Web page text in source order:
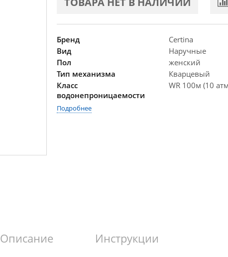
Бренд
Certina
Вид
Наручные
Пол
женский
Тип механизма
Кварцевый
Класс
водонепроницаемости
WR 100м (10
Подробнее
Описание Инструкции